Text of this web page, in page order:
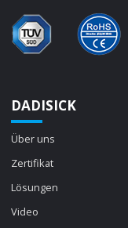
DADISICK
Über uns
Zertifikat
Lösungen
Video